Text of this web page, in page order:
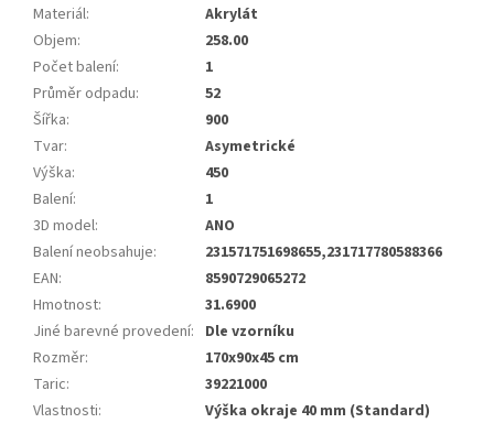
Materiál:
Akrylát
Objem:
258.00
Počet balení:
1
Průměr odpadu:
52
Šířka:
900
Tvar:
Asymetrické
Výška:
450
Balení:
1
3D model:
ANO
Balení neobsahuje:
231571751698655,231717780588366
EAN:
8590729065272
Hmotnost:
31.6900
Jiné barevné provedení: Dle vzorníku
Rozměr:
170x90x45 cm
Taric:
39221000
Vlastnosti:
Výška okraje 40 mm (Standard)